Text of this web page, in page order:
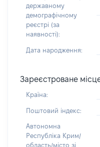
державному
демографічному
реєстрі (за
наявності):
Дата народження:
Зареєстроване
Країна:
Поштовий індекс:
Автономна
Республіка Крим/
область/місто зі